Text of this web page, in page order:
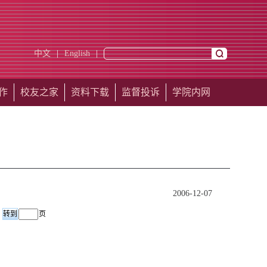
中文 | English |
校友之家 资料下载 监督投诉 学院内网
2006-12-07
页